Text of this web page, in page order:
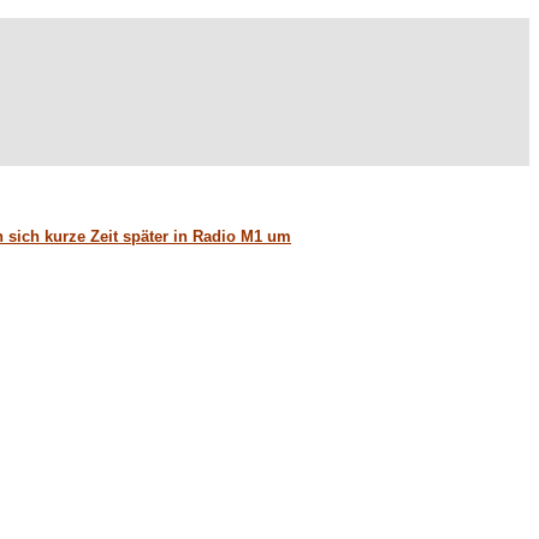
sich kurze Zeit später in Radio M1 um